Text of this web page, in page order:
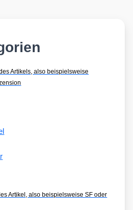
Artikels, also beispielsweise
Artikel, also beispielsweise SF oder